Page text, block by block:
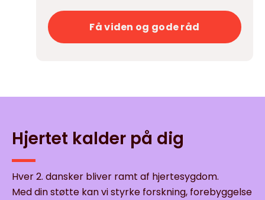
Få viden og gode råd
Hjertet kalder på dig
Hver 2. dansker bliver ramt af hjertesygdom.
Med din støtte kan vi styrke forskning, forebyggelse